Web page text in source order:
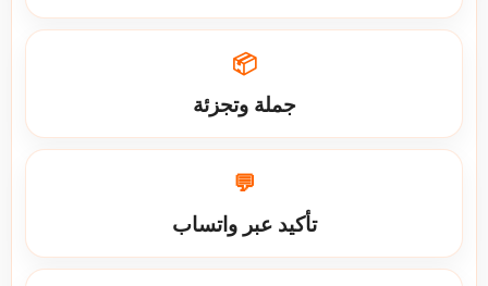
📦
جملة وتجزئة
💬
تأكيد عبر واتساب